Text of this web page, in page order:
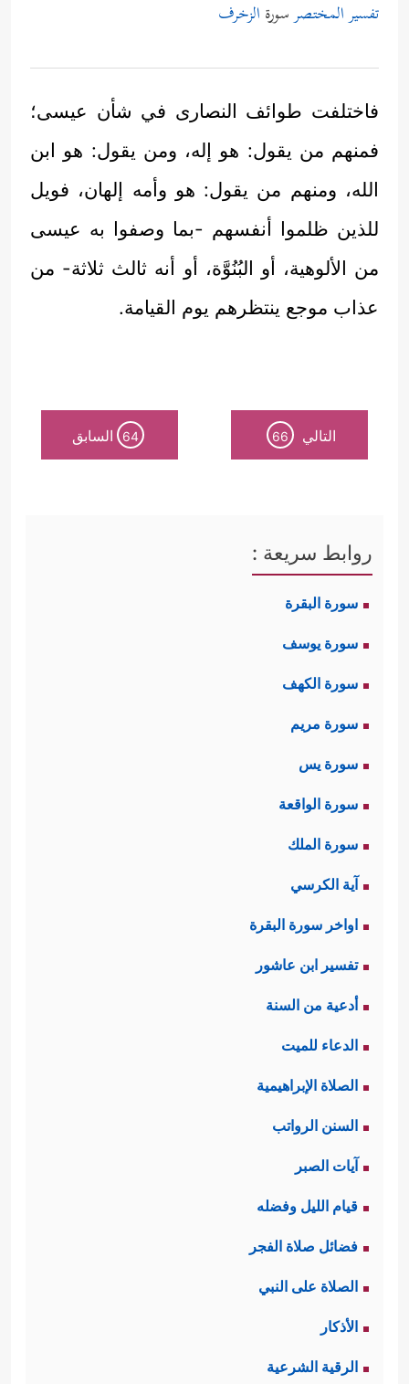
تفسير المختصرسورة الزخرف
فاختلفت طوائف النصارى في شأن عيسى؛
فمنهم من يقول: هو إله، ومن يقول: هو ابن
الله، ومنهم من يقول: هو وأمه إلهان، فويل
للذين ظلموا أنفسهم -بما وصفوا به عيسى
من الألوهية، أو البُنُوَّة، أو أنه ثالث ثلاثة- من
عذاب موجع ينتظرهم يوم القيامة.
التالي 66
64 السابق
روابط سريعة :
سورة البقرة
سورة يوسف
سورة الكهف
سورة مريم
سورة يس
سورة الواقعة
سورة الملك
آية الكرسي
اواخر سورة البقرة
تفسير ابن عاشور
أدعية من السنة
الدعاء للميت
الصلاة الإبراهيمية
السنن الرواتب
آيات الصبر
قيام الليل وفضله
فضائل صلاة الفجر
الصلاة على النبي
الأذكار
الرقية الشرعية